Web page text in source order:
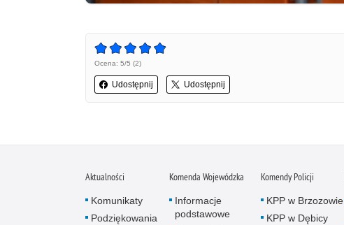
Ocena: 5/5 (2)
Udostępnij Udostępnij
Aktualności
Komunikaty
Podziękowania
Komenda Wojewódzka
Informacje
podstawowe
Komendy Policji
KPP w Brzozowie
KPP w Dębicy